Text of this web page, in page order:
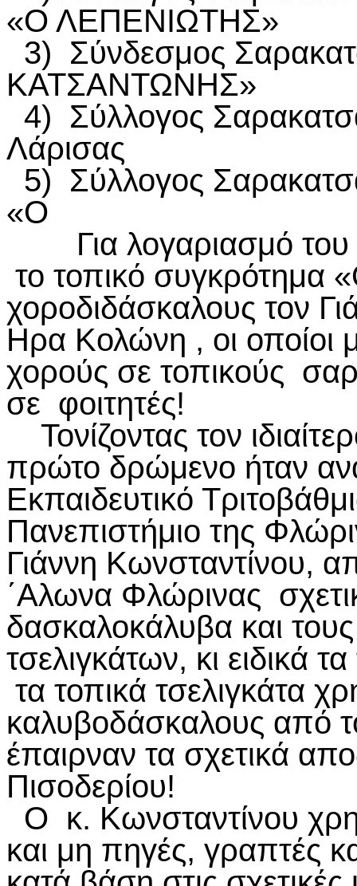
«Ο ΛΕΠΕΝΙΩΤΗΣ»
3) Σύνδεσμος
ΚΑΤΣΑΝΤΩΝΗΣ»
4) Σύλλογος
Λάρισας
5) Σύλλογος
«Ο
Για λογαριασμό του
το τοπικό συγκρότημα
χοροδιδάσκαλους τον
Ηρα Κολώνη , οι οποίοι
χορούς σε τοπικούς
σε φοιτητές!
Τονίζοντας τον
πρώτο δρώμενο ήταν
Εκπαιδευτικό
Πανεπιστήμιο της
Γιάννη Κωνσταντίνου,
΄Αλωνα Φλώρινας
δασκαλοκάλυβα και
τσελιγκάτων, κι ειδικά
τα τοπικά τσελιγκάτα
καλυβοδάσκαλους από
έπαιρναν τα σχετικά
Πισοδερίου!
Ο κ. Κωνσταντίνου
και μη πηγές, γραπτές